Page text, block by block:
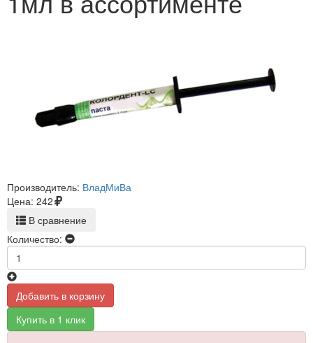
Производитель: ВладМиВа
Цена: 242
В сравнение
Количество:
Добавить в корзину
Купить в 1 клик